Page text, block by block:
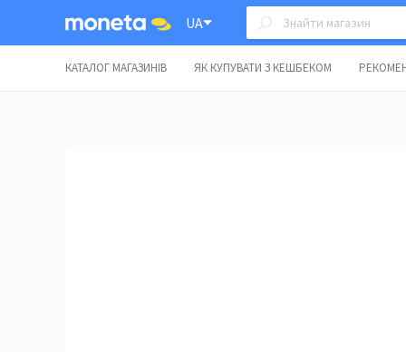
UA
КАТАЛОГ МАГАЗИНІВ ЯК КУПУВАТИ З КЕШБЕКОМ